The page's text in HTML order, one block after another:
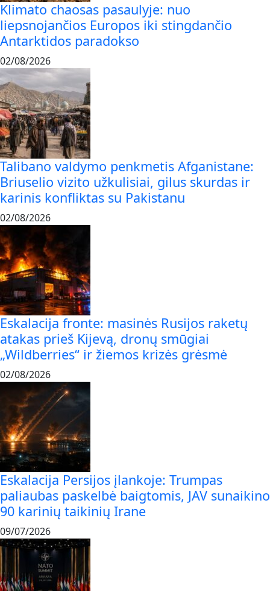
Klimato chaosas pasaulyje: nuo
liepsnojančios Europos iki stingdančio
Antarktidos paradokso
02/08/2026
Talibano valdymo penkmetis Afganistane:
Briuselio vizito užkulisiai, gilus skurdas ir
karinis konfliktas su Pakistanu
02/08/2026
Eskalacija fronte: masinės Rusijos raketų
atakas prieš Kijevą, dronų smūgiai
„Wildberries“ ir žiemos krizės grėsmė
02/08/2026
Eskalacija Persijos įlankoje: Trumpas
paliaubas paskelbė baigtomis, JAV sunaikino
90 karinių taikinių Irane
09/07/2026